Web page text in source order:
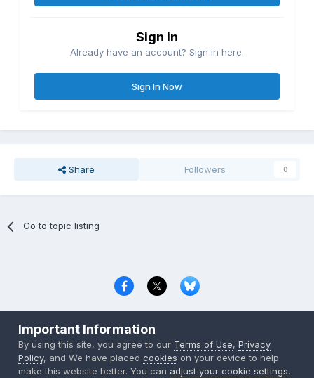
Sign in
Already have an account? Sign in here.
Sign In Now
Share Followers 0
Go to topic listing
Copyright © 2000-2026 CombatACE.com
Powered by Invision Community
Important Information
By using this site, you agree to our Terms of Use,Privacy
Policy, and We have placedcookies on your device to help
make this website better. You can adjust your cookie settings,